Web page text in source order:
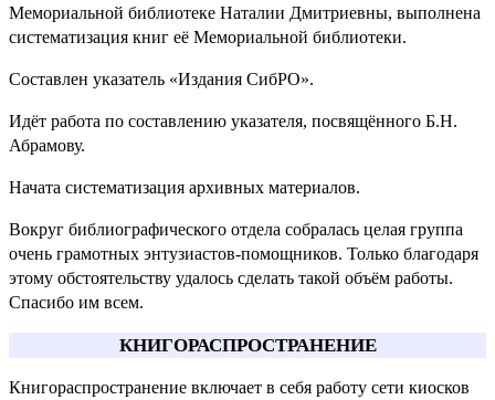
Мемориальной библиотеке Наталии Дмитриевны, выполнена
систематизация книг её Мемориальной библиотеки.
Составлен указатель «Издания СибРО».
Идёт работа по составлению указателя, посвящённого Б.Н.
Абрамову.
Начата систематизация архивных материалов.
Вокруг библиографического отдела собралась целая группа
очень грамотных энтузиастов-помощников. Только благодаря
этому обстоятельству удалось сделать такой объём работы.
Спасибо им всем.
КНИГОРАСПРОСТРАНЕНИЕ
Книгораспространение включает в себя работу сети киосков